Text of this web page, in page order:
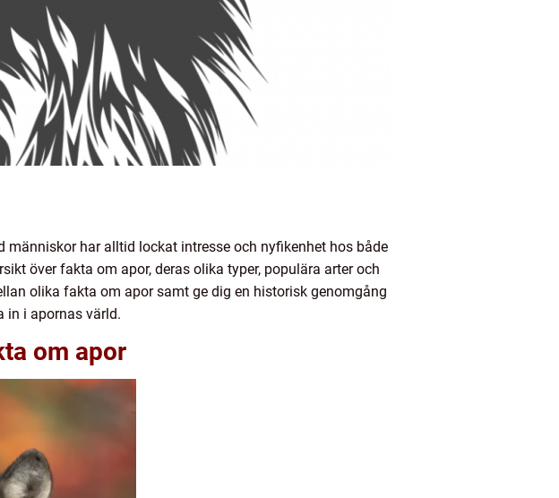
har alltid lockat intresse och nyfikenhet hos både
över fakta om apor, deras olika typer, populära arter och
olika fakta om apor samt ge dig en historisk genomgång
in i apornas värld.
om apor